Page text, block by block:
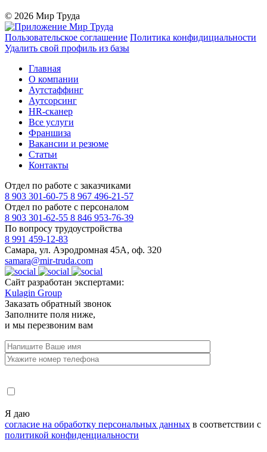
© 2026 Мир Труда
Пользовательское соглашение Политика конфидициальности
Удалить свой профиль из базы
Главная
О компании
Аутстаффинг
Аутсорсинг
HR-сканер
Все услуги
Франшиза
Вакансии и резюме
Статьи
Контакты
Отдел по работе с заказчиками
8 903 301-60-75 8 967 496-21-57
Отдел по работе с персоналом
8 903 301-62-55 8 846 953-76-39
По вопросу трудоустройства
8 991 459-12-83
Самара, ул. Аэродромная 45А, оф. 320
samara@mir-truda.com
Сайт разработан экспертами:
Kulagin Group
Заказать обратный звонок
Заполните поля ниже,
и мы перезвоним вам
Я даю
согласие на обработку персональных данных в соответствии с
политикой конфиденциальности